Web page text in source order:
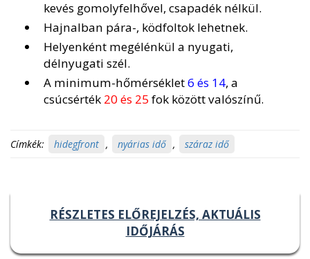
kevés gomolyfelhővel, csapadék nélkül.
Hajnalban pára-, ködfoltok lehetnek.
Helyenként megélénkül a nyugati,
délnyugati szél.
A minimum-hőmérséklet6 és 14, a
csúcsérték 20 és 25 fok között valószínű.
Címkék: hidegfront , nyárias idő , száraz idő
RÉSZLETES ELŐREJELZÉS, AKTUÁLIS
IDŐJÁRÁS